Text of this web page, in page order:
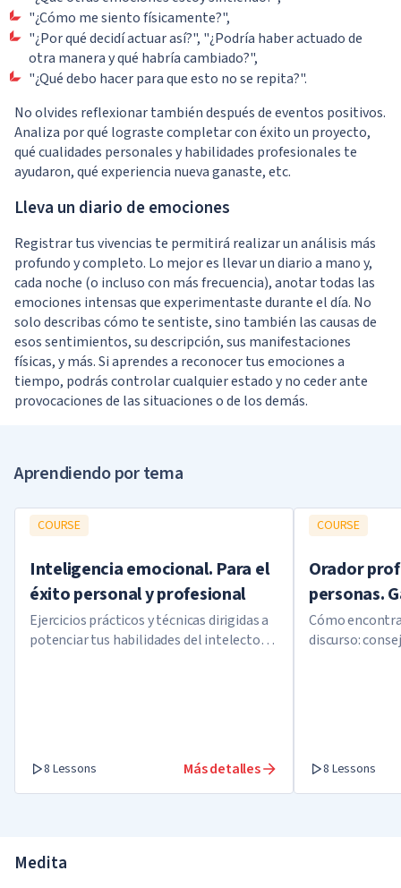
"¿Cómo me siento físicamente?",
"¿Por qué decidí actuar así?", "¿Podría haber actuado de
otra manera y qué habría cambiado?",
"¿Qué debo hacer para que esto no se repita?".
No olvides reflexionar también después de eventos positivos.
Analiza por qué lograste completar con éxito un proyecto,
qué cualidades personales y habilidades profesionales te
ayudaron, qué experiencia nueva ganaste, etc.
Lleva un diario de emociones
Registrar tus vivencias te permitirá realizar un análisis más
profundo y completo. Lo mejor es llevar un diario a mano y,
cada noche (o incluso con más frecuencia), anotar todas las
emociones intensas que experimentaste durante el día. No
solo describas cómo te sentiste, sino también las causas de
esos sentimientos, su descripción, sus manifestaciones
físicas, y más. Si aprendes a reconocer tus emociones a
tiempo, podrás controlar cualquier estado y no ceder ante
provocaciones de las situaciones o de los demás.
Aprendiendo por tema
COURSE
Inteligencia emocional. Para el
éxito personal y profesional
Ejercicios prácticos y técnicas dirigidas a
potenciar tus habilidades del intelecto
8 Lessons Más detalles
COURSE
Orador
personas.
Cómo
discurso:
8 Lessons
Medita